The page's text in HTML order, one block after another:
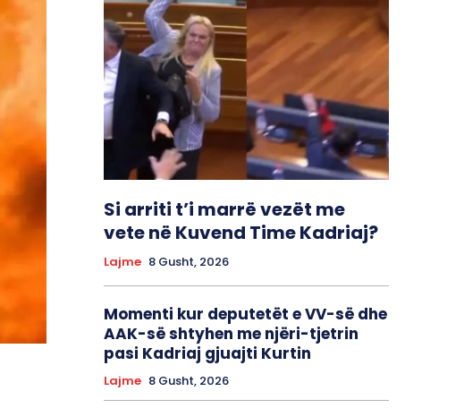
Si arriti t’i marrë vezët me
vete në Kuvend Time Kadriaj?
Lajme 8 Gusht, 2026
Momenti kur deputetët e VV-së dhe
AAK-së shtyhen me njëri-tjetrin
pasi Kadriaj gjuajti Kurtin
Lajme 8 Gusht, 2026